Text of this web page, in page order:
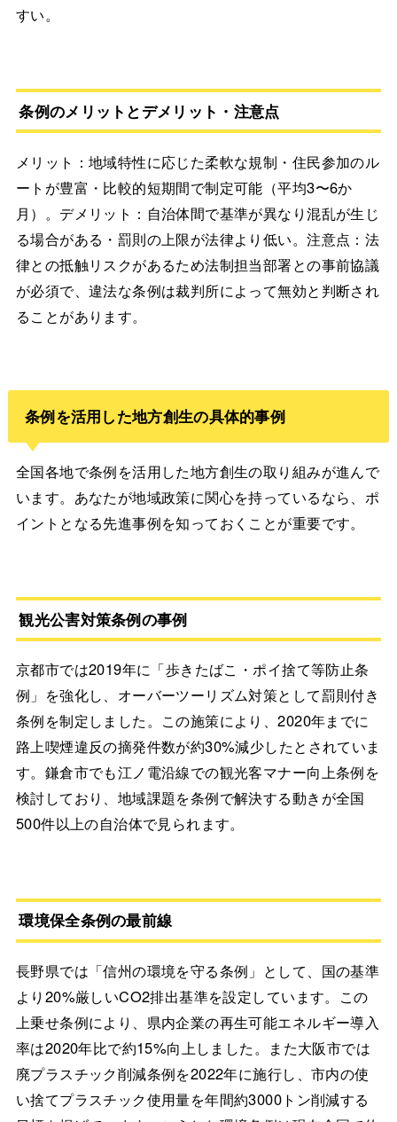
すい。
条例のメリットとデメリット・注意点
メリット：地域特性に応じた柔軟な規制・住民参加のル
ートが豊富・比較的短期間で制定可能（平均3〜6か
月）。デメリット：自治体間で基準が異なり混乱が生じ
る場合がある・罰則の上限が法律より低い。注意点：法
律との抵触リスクがあるため法制担当部署との事前協議
が必須で、違法な条例は裁判所によって無効と判断され
ることがあります。
条例を活用した地方創生の具体的事例
全国各地で条例を活用した地方創生の取り組みが進んで
います。あなたが地域政策に関心を持っているなら、ポ
イントとなる先進事例を知っておくことが重要です。
観光公害対策条例の事例
京都市では2019年に「歩きたばこ・ポイ捨て等防止条
例」を強化し、オーバーツーリズム対策として罰則付き
条例を制定しました。この施策により、2020年までに
路上喫煙違反の摘発件数が約30%減少したとされていま
す。鎌倉市でも江ノ電沿線での観光客マナー向上条例を
検討しており、地域課題を条例で解決する動きが全国
500件以上の自治体で見られます。
環境保全条例の最前線
長野県では「信州の環境を守る条例」として、国の基準
より20%厳しいCO2排出基準を設定しています。この
上乗せ条例により、県内企業の再生可能エネルギー導入
率は2020年比で約15%向上しました。また大阪市では
廃プラスチック削減条例を2022年に施行し、市内の使
い捨てプラスチック使用量を年間約3000トン削減する